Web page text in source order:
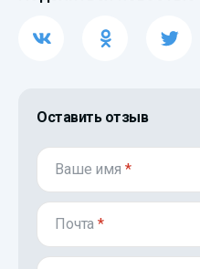
Оставить отзыв
Ваше имя *
Почта*